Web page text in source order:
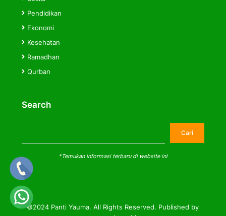
Pendidikan
Ekonomi
Kesehatan
Ramadhan
Qurban
Search
Cari
*Temukan Informasi terbaru di website ini
©2024 Panti Yauma. All Rights Reserved. Published by